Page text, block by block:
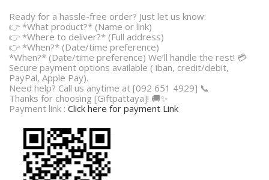
Ready for a hassle-free order? Just let us know:
👉 *What product?* (Name or link)
👉 *Where to deliver?* (Full address)
👉 *When?* (Date/time preference)
*When?* (Date/time preference) We’ll handle the rest! 💳
Secure payment options available ( iban, credit/debit,
PayPal, Apple Pay).
Need help? Call us anytime at [092 651 4929] 📞
Thanks for choosing [Giftpattaya]! 🚚✨
Payment link : Click here for payment Link